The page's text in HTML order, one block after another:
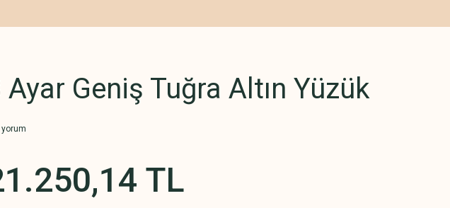
Ayar Geniş Tuğra Altın Yüzük
yorum
TL